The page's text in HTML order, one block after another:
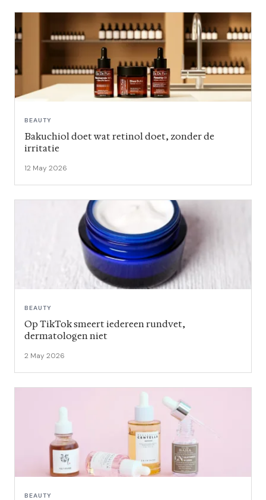
BEAUTY
Bakuchiol doet wat retinol doet, zonder de
irritatie
12 May 2026
BEAUTY
Op TikTok smeert iedereen rundvet,
dermatologen niet
2 May 2026
BEAUTY